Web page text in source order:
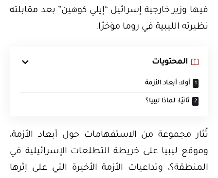
فيها وزير خارجية إسرائيل “إيلي كوهين” بعد مقابلته
نظيرته الليبية في روما مؤخرًا.
المحتويات
أولا: أبعاد الأزمة
ثانيًا: لماذا ليبيا؟
تُثار مجموعة من الاستفهامات حول أبعاد الأزمة،
وموقع ليبيا على خريطة التطلعات الإسرائيلية في
المنطقة؟، وتداعيات الأزمة الأخيرة التي على إثرها